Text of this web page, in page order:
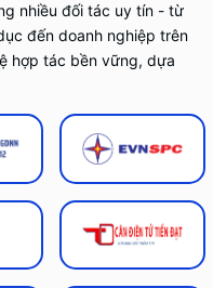
nhiều đối tác uy tín - từ
đến doanh nghiệp trên
hợp tác bền vững, dựa